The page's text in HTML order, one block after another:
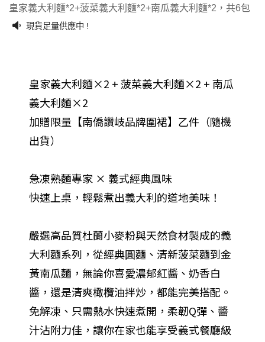
皇家義大利麵*2+菠菜義大利麵*2+南瓜義大利麵*2，共6包
現貨足量供應中 !
皇家義大利麵×2 + 菠菜義大利麵×2 + 南瓜
義大利麵×2
加贈限量【南僑讚岐品牌圍裙】乙件（隨機
出貨）
急凍熟麵專家 × 義式經典風味
快速上桌，輕鬆煮出義大利的道地美味！
嚴選高品質杜蘭小麥粉與天然食材製成的義
大利麵系列，從經典圓麵、清新菠菜麵到金
黃南瓜麵，無論你喜愛濃郁紅醬、奶香白
醬，還是清爽橄欖油拌炒，都能完美搭配。
免解凍、只需熱水快速煮開，柔韌Q彈、醬
汁沾附力佳，讓你在家也能享受義式餐廳級